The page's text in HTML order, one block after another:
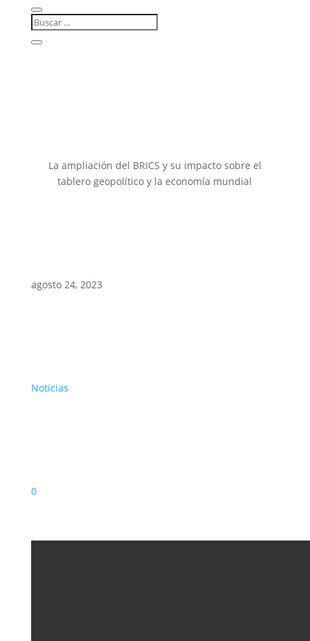
La ampliación del BRICS y su impacto sobre el
tablero geopolítico y la economía mundial
agosto 24, 2023
Noticias
0